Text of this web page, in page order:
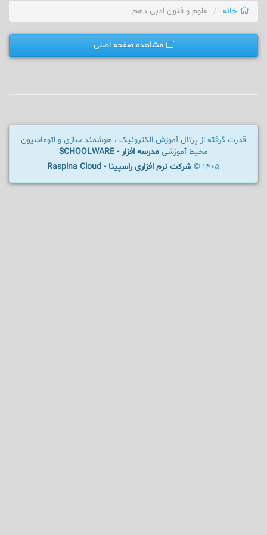
خانه علوم و فنون ادبی دهم
مشاهده صفحه اصلی
قدرت گرفته از پرتال آموزش الکترونیک ، هوشمند سازی و اتوماسیون
محیط آموزشی مدرسه افزار - SCHOOLWARE
1405 ©
شرکت نرم افزاری راسپینا - Raspina Cloud